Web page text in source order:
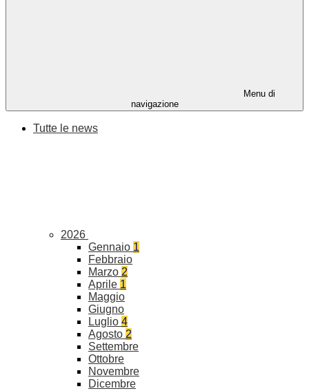
Menu di
navigazione
Tutte le news
2026
Gennaio 1
Febbraio
Marzo 2
Aprile 1
Maggio
Giugno
Luglio 4
Agosto 2
Settembre
Ottobre
Novembre
Dicembre